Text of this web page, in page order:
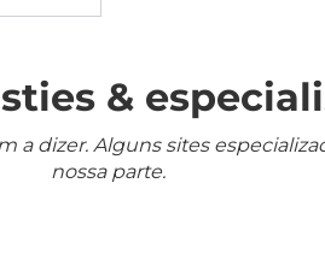
&
a dizer. Alguns sites
nossa parte.